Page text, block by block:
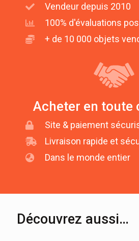
Vendeur depuis 2010
100% d'évaluations
+ de 10 000 objets
Acheter en toute
Site & paiement
Livraison rapide et
Dans le monde entier
Découvrez aussi…